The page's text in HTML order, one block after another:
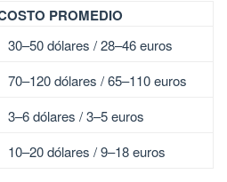
PROMEDIO
30–50 dólares / 28–46 euros
70–120 dólares / 65–110 euros
3–6 dólares / 3–5 euros
10–20 dólares / 9–18 euros